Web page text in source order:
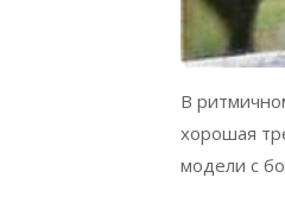
В
хорошая
модели с